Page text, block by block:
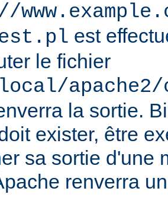
est
le fichier
la sortie.
exister, être
sa sortie d'une
renverra